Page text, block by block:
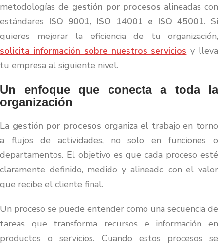
metodologías de gestión por procesos alineadas con
estándares ISO 9001, ISO 14001 e ISO 45001. Si
quieres mejorar la eficiencia de tu organización,
solicita información sobre nuestros servicios y lleva
tu empresa al siguiente nivel.
Un enfoque que conecta a toda la
organización
La gestión por procesos organiza el trabajo en torno
a flujos de actividades, no solo en funciones o
departamentos. El objetivo es que cada proceso esté
claramente definido, medido y alineado con el valor
que recibe el cliente final.
Un proceso se puede entender como una secuencia de
tareas que transforma recursos e información en
productos o servicios. Cuando estos procesos se